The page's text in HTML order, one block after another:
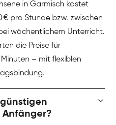
in Garmisch kostet
€ pro Stunde bzw. zwischen
wöchentlichem Unterricht.
die Preise für
Minuten – mit flexiblen